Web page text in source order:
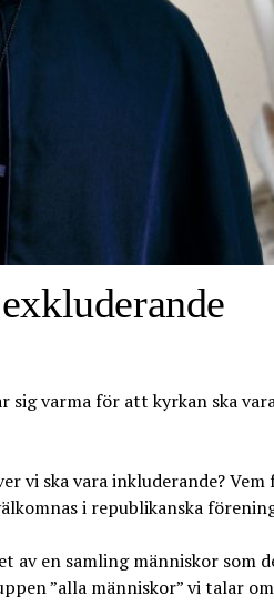
sig varma för att kyrkan ska
vi ska vara inkluderande?
i republikanska
av en samling människor som
”alla människor” vi talar